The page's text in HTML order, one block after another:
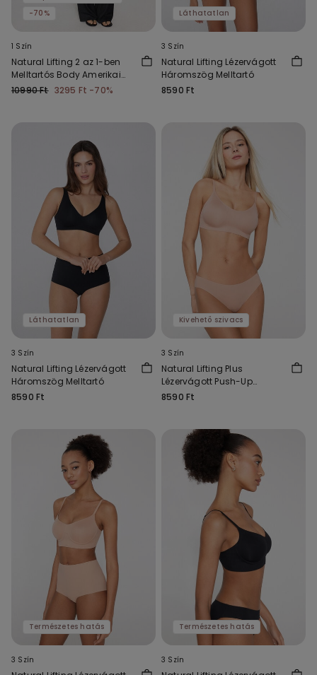
-70%
1 Szín
Natural Lifting 2 az 1-ben
Melltartós Body Amerikai
Stílusú Nyakkivágással
10990 Ft 3295 Ft -70%
Láthatatlan
3 Szín
Natural Lifting Lézervágott
Háromszög Melltartó
8590 Ft
Láthatatlan
3 Szín
Natural Lifting Lézervágott
Háromszög Melltartó
8590 Ft
Kivehető szivacs
3 Szín
Natural Lifting Plus
Lézervágott Push-Up
Melltartó
8590 Ft
Természetes hatás
3 Szín
Természetes hatás
3 Szín